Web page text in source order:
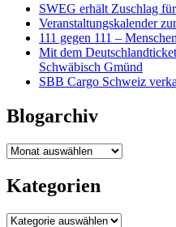
SWEG erhält Zuschlag
Veranstaltungskalender
111 gegen 111 –
Mit dem
Schwäbisch Gmünd
SBB Cargo Schweiz
Blogarchiv
Blogarchiv
Kategorien
Kategorien